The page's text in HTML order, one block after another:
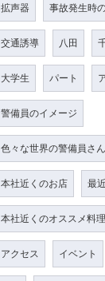
拡声器 事故発生時
交通誘導 八田
大学生 パート
警備員のイメージ
色々な世界の警備員さ
本社近くのお店 最
本社近くのオススメ料
アクセス イベント